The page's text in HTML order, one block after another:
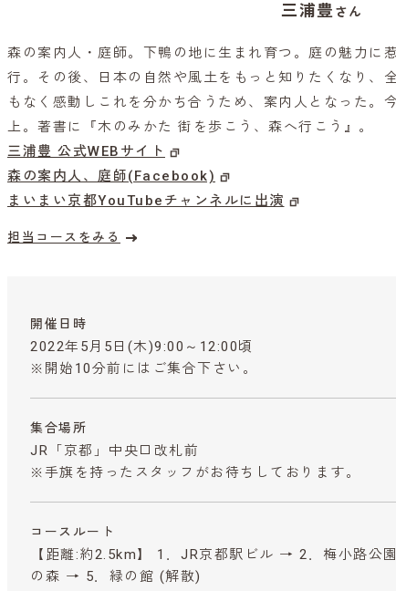
三浦豊 さん
森の案内人・庭師。下鴨の地に生まれ育つ。庭の魅力に
行。その後、日本の自然や風土をもっと知りたくなり、
もなく感動しこれを分かち合うため、案内人となった。
上。著書に『木のみかた 街を歩こう、森へ行こう』。
三浦豊 公式WEBサイト
森の案内人、庭師(Facebook)
まいまい京都YouTubeチャンネルに出演
担当コースをみる
開催日時
2022年5月5日(木)9:00～12:00頃
※開始10分前にはご集合下さい。
集合場所
JR「京都」中央口改札前
※手旗を持ったスタッフがお待ちしております。
コースルート
【距離:約2.5km】 1．JR京都駅ビル → 2．梅小路
の森 → 5．緑の館 (解散)